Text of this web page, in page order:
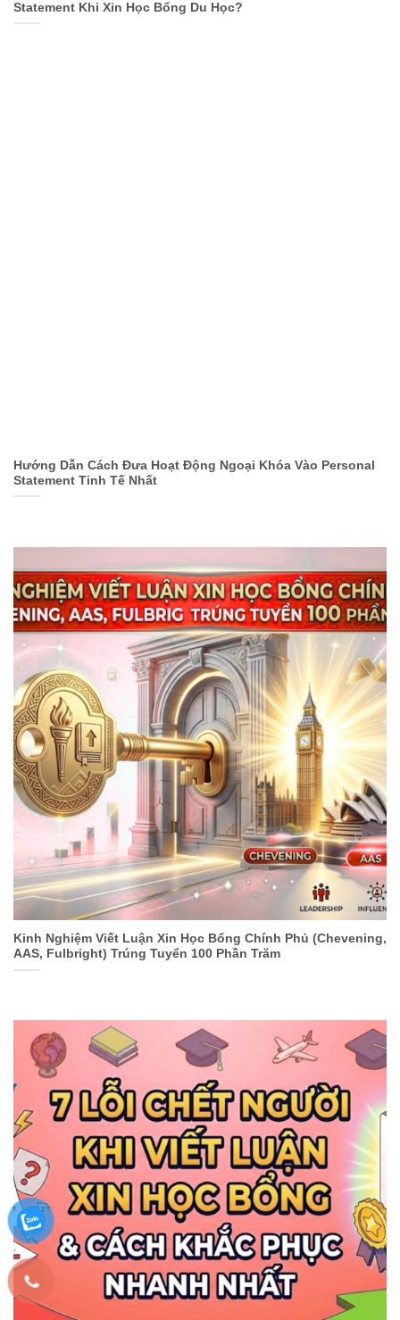
Statement Khi Xin Học Bổng Du Học?
Hướng Dẫn Cách Đưa Hoạt Động Ngoại Khóa Vào Personal
Statement Tinh Tế Nhất
Kinh Nghiệm Viết Luận Xin Học Bổng Chính Phủ (Chevening,
AAS, Fulbright) Trúng Tuyển 100 Phần Trăm